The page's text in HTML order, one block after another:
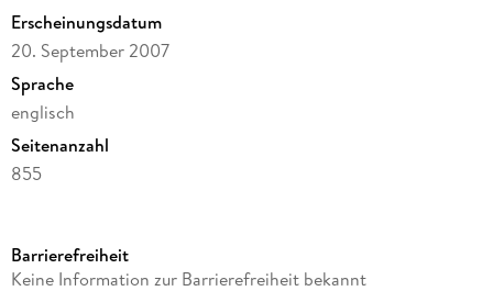
Modeling. - VIII: Intelligent Manufacturing and Scheduling. -
IX: Intelligent Agents. - X: Neural Networks Theory. - XI:
Robotics. - XII: Fuzzy Logic Applications.
Erscheinungsdatum
20. September 2007
Sprache
englisch
Seitenanzahl
855
Reihe
Barrierefreiheit
Keine Information zur Barrierefreiheit bekannt